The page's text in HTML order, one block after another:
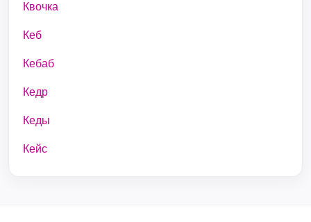
Квочка
Кеб
Кебаб
Кедр
Кеды
Кейс